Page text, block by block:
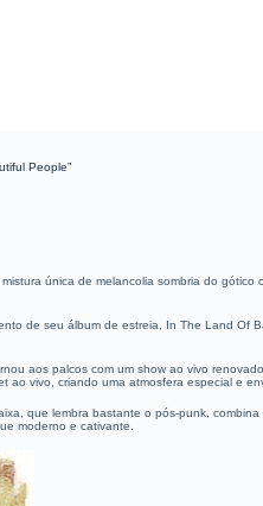
People”
única de melancolia sombria do
de seu álbum de estreia, In The Land
aos palcos com um show ao vivo
vivo, criando uma atmosfera especial e
que lembra bastante o pós-punk,
moderno e cativante.